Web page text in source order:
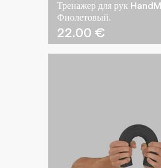
Тренажер для рук
Фиолетовый.
22.00 €